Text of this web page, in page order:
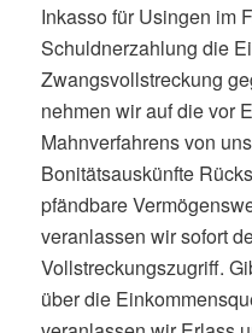
Inkasso für Usingen im
Schuldnerzahlung die
Zwangsvollstreckung
nehmen wir auf die vor
Mahnverfahrens von
Bonitätsauskünfte
pfändbare
veranlassen wir sofort
Vollstreckungszugriff.
über die